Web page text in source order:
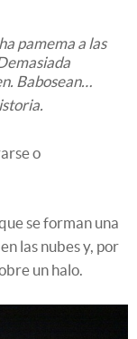
pamema a las
Babosean…
o
se forman una
las nubes y, por
un halo.